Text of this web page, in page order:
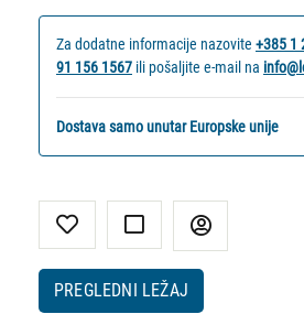
Za dodatne informacije nazovite +385 1
91 156 1567 ili pošaljite e-mail na
Dostava samo unutar Europske unije
PREGLEDNI LEŽAJ